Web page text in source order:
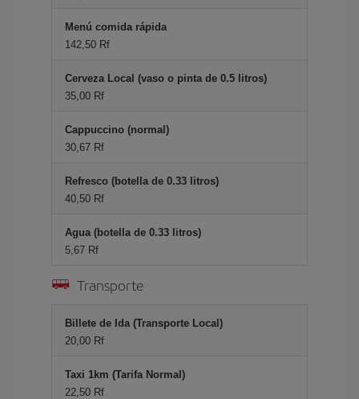
Menú comida rápida
142,50 Rf
Cerveza Local (vaso o pinta de 0.5 litros)
35,00 Rf
Cappuccino (normal)
30,67 Rf
Refresco (botella de 0.33 litros)
40,50 Rf
Agua (botella de 0.33 litros)
5,67 Rf
Transporte
Billete de Ida (Transporte Local)
20,00 Rf
Taxi 1km (Tarifa Normal)
22,50 Rf